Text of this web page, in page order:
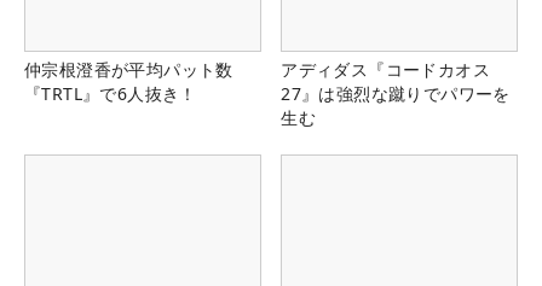
仲宗根澄香が平均パット数
『TRTL』で6人抜き！
アディダス『コードカオス
27』は強烈な蹴りでパワーを
生む